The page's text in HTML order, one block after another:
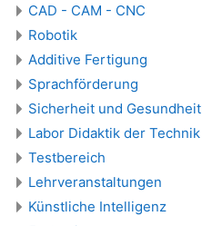
CAD - CAM - CNC
Robotik
Additive Fertigung
Sprachförderung
Sicherheit und Gesundheit
Labor Didaktik der Technik
Testbereich
Lehrveranstaltungen
Künstliche Intelligenz